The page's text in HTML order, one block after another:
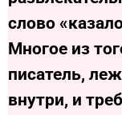
слово
Многое из
писатель,
внутри, и